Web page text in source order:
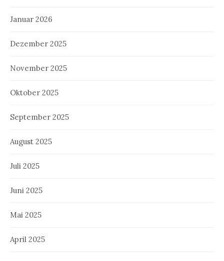
Januar 2026
Dezember 2025
November 2025
Oktober 2025
September 2025
August 2025
Juli 2025
Juni 2025
Mai 2025
April 2025